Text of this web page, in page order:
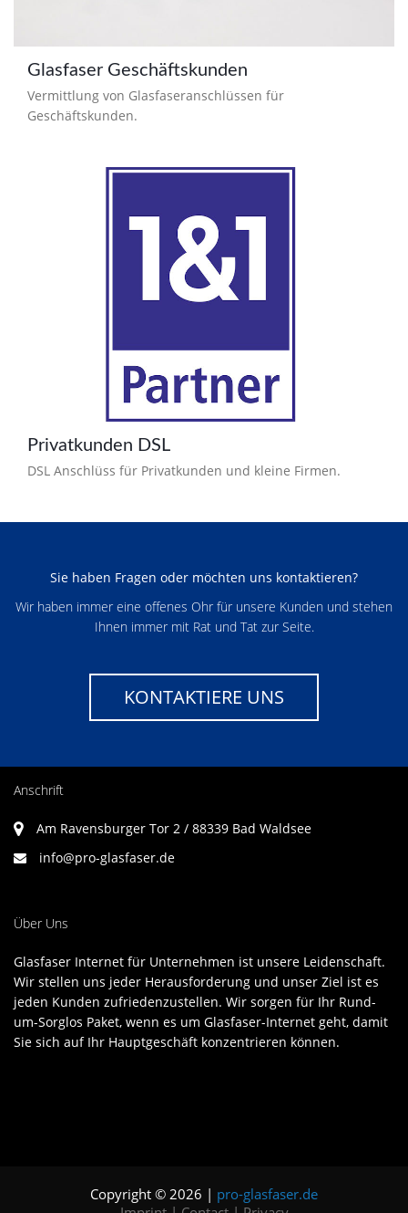
Glasfaser Geschäftskunden
Vermittlung von Glasfaseranschlüssen für
Geschäftskunden.
Privatkunden DSL
DSL Anschlüss für Privatkunden und kleine Firmen.
Sie haben Fragen oder möchten uns kontaktieren?
Wir haben immer eine offenes Ohr für unsere Kunden und stehen
Ihnen immer mit Rat und Tat zur Seite.
KONTAKTIERE UNS
Anschrift
Am Ravensburger Tor 2 / 88339 Bad Waldsee
info@pro-glasfaser.de
Über Uns
Glasfaser Internet für Unternehmen ist unsere Leidenschaft.
Wir stellen uns jeder Herausforderung und unser Ziel ist es
jeden Kunden zufriedenzustellen. Wir sorgen für Ihr Rund-
um-Sorglos Paket, wenn es um Glasfaser-Internet geht, damit
Sie sich auf Ihr Hauptgeschäft konzentrieren können.
Copyright © 2026 | pro-glasfaser.de